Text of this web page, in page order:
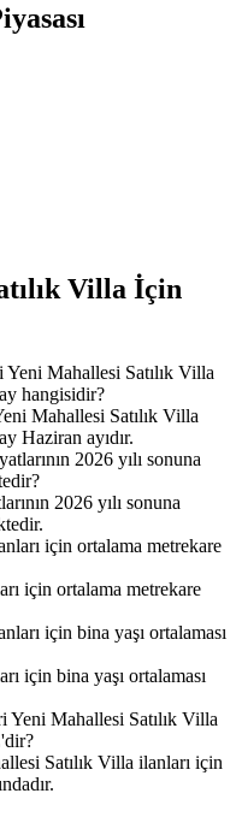
Villa İçin
Mahallesi Satılık Villa
hangisidir?
Mahallesi Satılık Villa
Haziran ayıdır.
2026 yılı sonuna
2026 yılı sonuna
için ortalama metrekare
için ortalama metrekare
için bina yaşı ortalaması
için bina yaşı ortalaması
Yeni Mahallesi Satılık Villa
Satılık Villa ilanları için